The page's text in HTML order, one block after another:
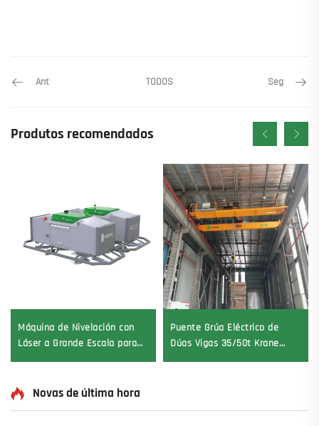
Ant TODOS Seg
Produtos recomendados
Máquina de Nivelación con
Láser a Grande Escala para
Pavimento de Concreto Motor
Accionamento Compresor
Puente Grúa Eléctrico de
Dúas Vigas 35/50t Krane
8/10/20/30/35 Envergadura
Novas de última hora